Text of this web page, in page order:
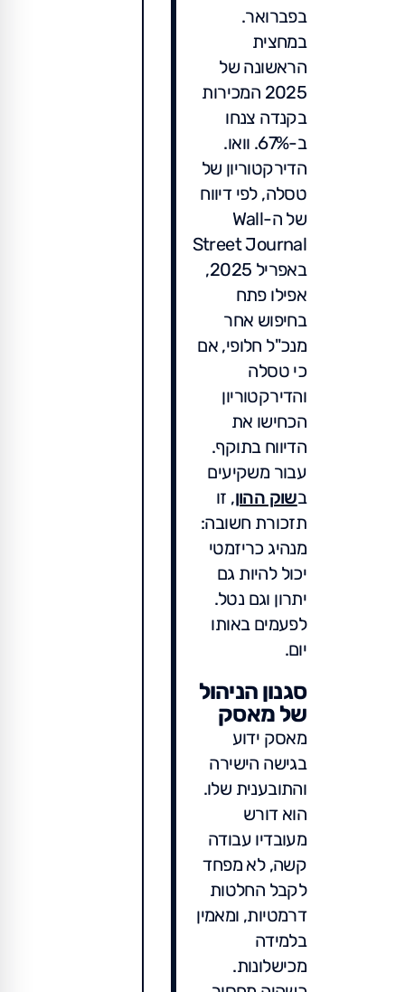
בפברואר.
במחצית
הראשונה של
2025 המכירות
בקנדה צנחו
ב-67%. וואו.
הדירקטוריון של
טסלה, לפי דיווח
של ה-Wall
Street Journal
באפריל 2025,
אפילו פתח
בחיפוש אחר
מנכ"ל חלופי, אם
כי טסלה
והדירקטוריון
הכחישו את
הדיווח בתוקף.
עבור משקיעים
בשוק ההון, זו
תזכורת חשובה:
מנהיג כריזמטי
יכול להיות גם
יתרון וגם נטל.
לפעמים באותו
יום.
סגנון הניהול
של מאסק
מאסק ידוע
בגישה הישירה
והתובענית שלו.
הוא דורש
מעובדיו עבודה
קשה, לא מפחד
לקבל החלטות
דרמטיות, ומאמין
בלמידה
מכישלונות.